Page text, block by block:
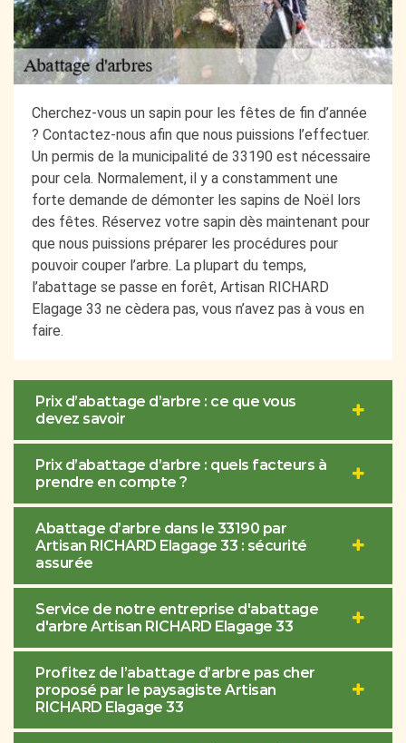
Cherchez-vous un sapin pour les fêtes de fin d’année
? Contactez-nous afin que nous puissions l’effectuer.
Un permis de la municipalité de 33190 est nécessaire
pour cela. Normalement, il y a constamment une
forte demande de démonter les sapins de Noël lors
des fêtes. Réservez votre sapin dès maintenant pour
que nous puissions préparer les procédures pour
pouvoir couper l’arbre. La plupart du temps,
l’abattage se passe en forêt, Artisan RICHARD
Elagage 33 ne cèdera pas, vous n’avez pas à vous en
faire.
Prix d’abattage d’arbre : ce que vous
devez savoir
Prix d’abattage d’arbre : quels facteurs à
prendre en compte ?
Abattage d’arbre dans le 33190 par
Artisan RICHARD Elagage 33 : sécurité
assurée
Service de notre entreprise d'abattage
d'arbre Artisan RICHARD Elagage 33
Profitez de l’abattage d’arbre pas cher
proposé par le paysagiste Artisan
RICHARD Elagage 33